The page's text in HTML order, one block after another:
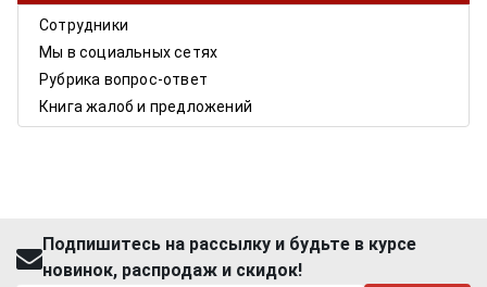
Сотрудники
Мы в социальных сетях
Рубрика вопрос-ответ
Книга жалоб и предложений
Подпишитесь на рассылку и будьте в курсе
новинок, распродаж и скидок!